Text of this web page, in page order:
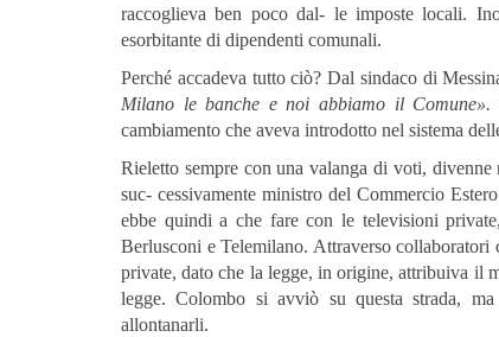
raccoglieva ben poco dal- le imposte locali.
esorbitante di dipendenti comunali.
Perché accadeva tutto ciò? Dal sindaco di
Milano le banche e noi abbiamo il Comune».
cambiamento che aveva introdotto nel sistema
Rieletto sempre con una valanga di voti,
suc- cessivamente ministro del Commercio
ebbe quindi a che fare con le televisioni
Berlusconi e Telemilano. Attraverso
private, dato che la legge, in origine, attribuiva il
legge. Colombo si avviò su questa strada,
allontanarli.